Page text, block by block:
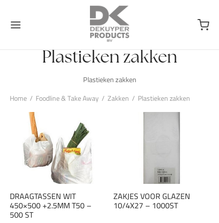
Plastieken zakken
Plastieken zakken
Home / Foodline & Take Away / Zakken / Plastieken zakken
DRAAGTASSEN WIT
450×500 +2.5MM T50 –
500 ST
ZAKJES VOOR GLAZEN
10/4X27 – 1000ST